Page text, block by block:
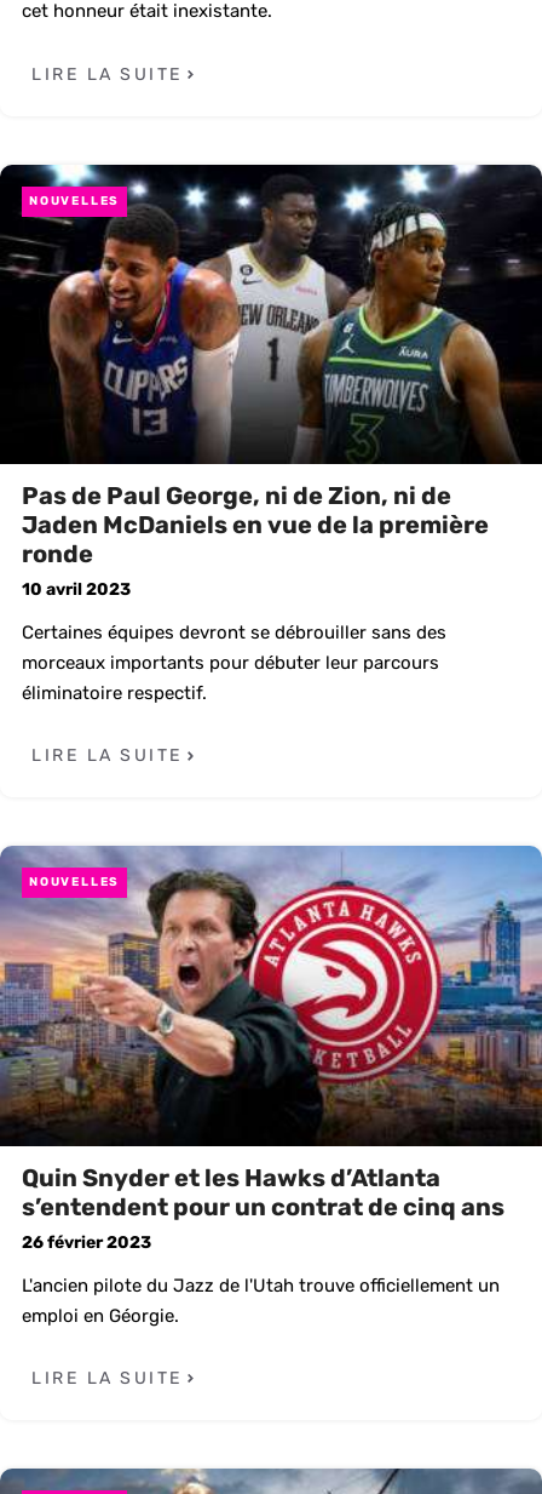
cet honneur était inexistante.
LIRE LA SUITE
NOUVELLES
Pas de Paul George, ni de Zion, ni de
Jaden McDaniels en vue de la première
ronde
10 avril 2023
Certaines équipes devront se débrouiller sans des
morceaux importants pour débuter leur parcours
éliminatoire respectif.
LIRE LA SUITE
NOUVELLES
Quin Snyder et les Hawks d’Atlanta
s’entendent pour un contrat de cinq ans
26 février 2023
L'ancien pilote du Jazz de l'Utah trouve officiellement un
emploi en Géorgie.
LIRE LA SUITE